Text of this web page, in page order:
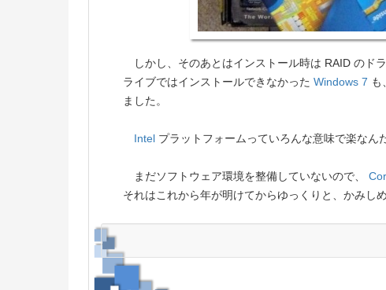
しかし、そのあとはインストール時は RAID のド
ライブではインストールできなかった Windows 7 も
ました。
Intel プラットフォームっていろんな意味で楽な
まだソフトウェア環境を整備していないので、
それはこれから年が明けてからゆっくりと、かみし